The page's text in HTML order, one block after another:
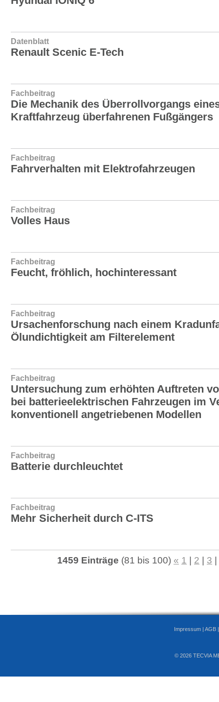
Datenblatt
Renault Scenic E-Tech
Fachbeitrag
Die Mechanik des Überrollvorgangs
Kraftfahrzeug überfahrenen Fußgängers
Fachbeitrag
Fahrverhalten mit Elektrofahrzeugen
Fachbeitrag
Volles Haus
Fachbeitrag
Feucht, fröhlich, hochinteressant
Fachbeitrag
Ursachenforschung nach einem
Ölundichtigkeit am Filterelement
Fachbeitrag
Untersuchung zum erhöhten Auftreten
bei batterieelektrischen Fahrzeugen im
konventionell angetriebenen Modellen
Fachbeitrag
Batterie durchleuchtet
Fachbeitrag
Mehr Sicherheit durch C-ITS
1459 Einträge (81 bis 100) « 1 2 3
Impressum | AGB
© 2026 TECVIA